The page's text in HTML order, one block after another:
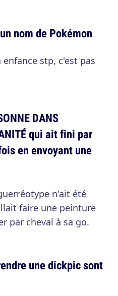
nom de Pokémon
stp, c'est pas
DANS
qui ait fini par
en envoyant une
n'ait été
faire une peinture
par cheval à sa go.
une dickpic sont